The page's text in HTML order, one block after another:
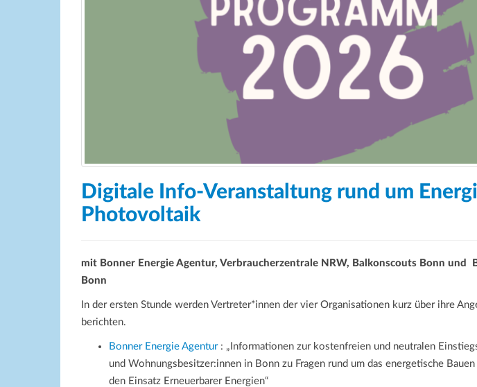
Digitale Info-Veranstaltung rund um
Photovoltaik
mit Bonner Energie Agentur, Verbraucherzentrale NRW, Balkonscouts Bonn und
Bonn
In der ersten Stunde werden Vertreter*innen der vier Organisationen kurz über ihre
berichten.
Bonner Energie Agentur: „Informationen zur kostenfreien und neutralen
und Wohnungsbesitzer:innen in Bonn zu Fragen rund um das energetische
den Einsatz Erneuerbarer Energien“